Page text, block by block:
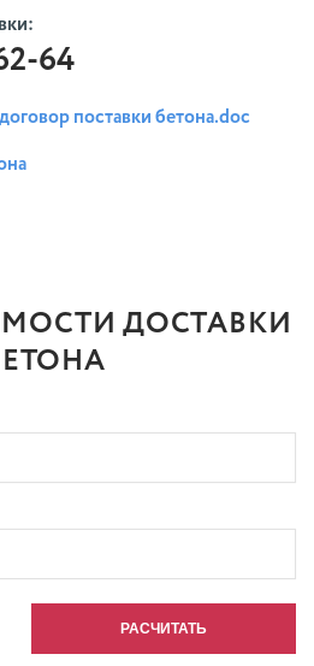
64
поставки бетона.doc
ДОСТАВКИ